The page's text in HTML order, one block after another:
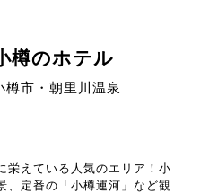
樽のホテル
樽市・朝里川温泉
栄えている人気のエリア！小
、定番の「小樽運河」など観